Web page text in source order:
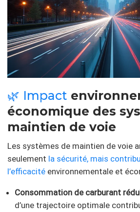
🌿 Impact
économique des
maintien de voie
Les systèmes de maintien de voie
seulement la sécurité, mais
l’efficacité environnementale et
Consommation de carburant
d’une trajectoire optimale